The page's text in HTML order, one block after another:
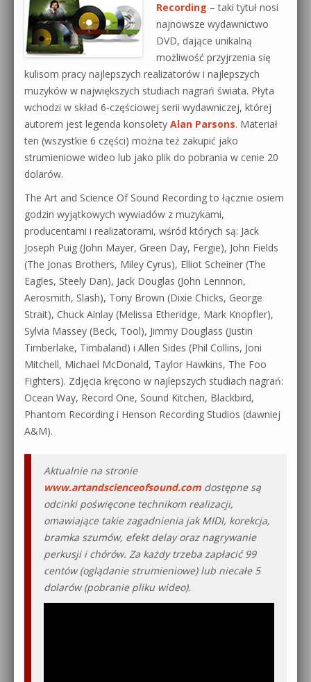
Recording – taki tytuł nosi
najnowsze wydawnictwo
DVD, dające unikalną
możliwość przyjrzenia się
kulisom pracy najlepszych realizatorów i najlepszych
muzyków w największych studiach nagrań świata. Płyta
wchodzi w skład 6-częściowej serii wydawniczej, której
autorem jest legenda konsolety Alan Parsons. Materiał
ten (wszystkie 6 części) można też zakupić jako
strumieniowe wideo lub jako plik do pobrania w cenie 20
dolarów.
The Art and Science Of Sound Recording to łącznie osiem
godzin wyjątkowych wywiadów z muzykami,
producentami i realizatorami, wśród których są: Jack
Joseph Puig (John Mayer, Green Day, Fergie), John Fields
(The Jonas Brothers, Miley Cyrus), Elliot Scheiner (The
Eagles, Steely Dan), Jack Douglas (John Lennnon,
Aerosmith, Slash), Tony Brown (Dixie Chicks, George
Strait), Chuck Ainlay (Melissa Etheridge, Mark Knopfler),
Sylvia Massey (Beck, Tool), Jimmy Douglass (Justin
Timberlake, Timbaland) i Allen Sides (Phil Collins, Joni
Mitchell, Michael McDonald, Taylor Hawkins, The Foo
Fighters). Zdjęcia kręcono w najlepszych studiach nagrań:
Ocean Way, Record One, Sound Kitchen, Blackbird,
Phantom Recording i Henson Recording Studios (dawniej
A&M).
Aktualnie na stronie
www.artandscienceofsound.com dostępne są
odcinki poświęcone technikom realizacji,
omawiające takie zagadnienia jak MIDI, korekcja,
bramka szumów, efekt delay oraz nagrywanie
perkusji i chórów. Za każdy trzeba zapłacić 99
centów (oglądanie strumieniowe) lub niecałe 5
dolarów (pobranie pliku wideo).